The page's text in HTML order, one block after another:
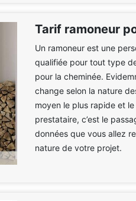
Tarif ramoneur
Un ramoneur est une
qualifiée pour tout type
pour la cheminée.
change selon la nature
moyen le plus rapide et
prestataire, c’est le
données que vous allez
nature de votre projet.